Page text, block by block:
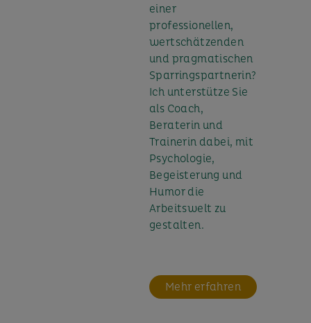
einer
professionellen,
wertschätzenden
und pragmatischen
Sparringspartnerin?
Ich unterstütze Sie
als Coach,
Beraterin und
Trainerin dabei, mit
Psychologie,
Begeisterung und
Humor die
Arbeitswelt zu
gestalten.
Mehr erfahren